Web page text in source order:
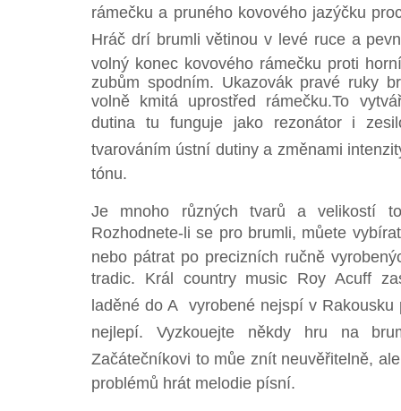
rámečku a pruného kovového jazýčku
Hráč drí brumli větinou v levé ruce a
volný konec kovového rámečku proti
zubům spodním. Ukazovák pravé ruky
volně kmitá uprostřed rámečku.To
dutina tu funguje jako rezonátor i
tvarováním ústní dutiny a změnami
tónu.
Je mnoho různých tvarů a velikostí
Rozhodnete-li se pro brumli, můete
nebo pátrat po precizních ručně
tradic. Král country music Roy Acuff
laděné do A  vyrobené nejspí v
nejlepí. Vyzkouejte někdy hru na
Začátečníkovi to můe znít neuvěřitelně,
problémů hrát melodie písní.